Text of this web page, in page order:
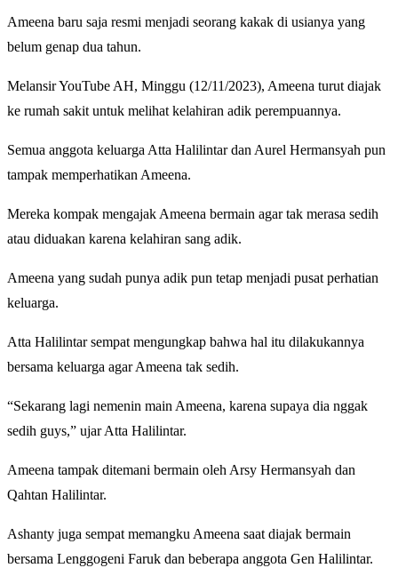
Ameena baru saja resmi menjadi seorang kakak di usianya yang
belum genap dua tahun.
Melansir YouTube AH, Minggu (12/11/2023), Ameena turut diajak
ke rumah sakit untuk melihat kelahiran adik perempuannya.
Semua anggota keluarga Atta Halilintar dan Aurel Hermansyah pun
tampak memperhatikan Ameena.
Mereka kompak mengajak Ameena bermain agar tak merasa sedih
atau diduakan karena kelahiran sang adik.
Ameena yang sudah punya adik pun tetap menjadi pusat perhatian
keluarga.
Atta Halilintar sempat mengungkap bahwa hal itu dilakukannya
bersama keluarga agar Ameena tak sedih.
“Sekarang lagi nemenin main Ameena, karena supaya dia nggak
sedih guys,” ujar Atta Halilintar.
Ameena tampak ditemani bermain oleh Arsy Hermansyah dan
Qahtan Halilintar.
Ashanty juga sempat memangku Ameena saat diajak bermain
bersama Lenggogeni Faruk dan beberapa anggota Gen Halilintar.